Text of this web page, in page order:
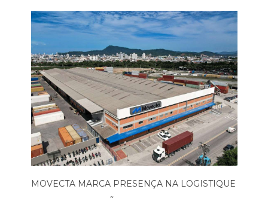
MOVECTA MARCA PRESENÇA NA LOGISTIQUE